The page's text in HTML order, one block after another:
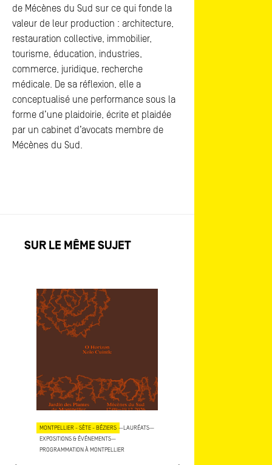
de Mécènes du Sud sur ce qui fonde la
valeur de leur production : architecture,
restauration collective, immobilier,
tourisme, éducation, industries,
commerce, juridique, recherche
médicale. De sa réflexion, elle a
conceptualisé une performance sous la
forme d’une plaidoirie, écrite et plaidée
par un cabinet d’avocats membre de
Mécènes du Sud.
SUR LE MÊME SUJET
MONTPELLIER - SÈTE - BÉZIERS —LAURÉATS—
EXPOSITIONS & ÉVÉNEMENTS—
PROGRAMMATION À MONTPELLIER